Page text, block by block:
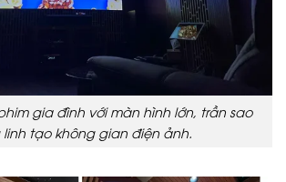
gia đình với màn hình lớn, trần sao
linh tạo không gian điện ảnh.